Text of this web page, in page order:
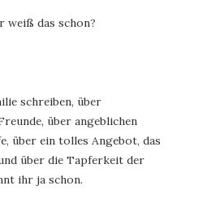
weiß das schon?
schreiben, über
über angeblichen
über ein tolles Angebot, das
über die Tapferkeit der
ihr ja schon.